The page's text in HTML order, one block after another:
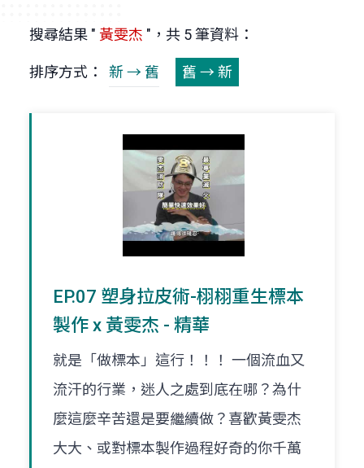
搜尋結果 " 黃雯杰 "，共 5 筆資料：
排序方式： 新 → 舊 舊 → 新
EP.07 塑身拉皮術-栩栩重生標本
製作 x 黃雯杰 - 精華
就是「做標本」這行！！！ 一個流血又
流汗的行業，迷人之處到底在哪？為什
麼這麼辛苦還是要繼續做？喜歡黃雯杰
大大、或對標本製作過程好奇的你千萬